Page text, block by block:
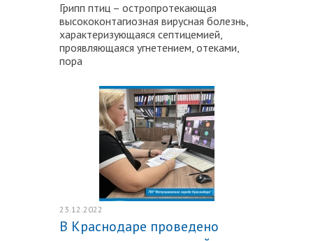
Грипп птиц – остропротекающая
высококонтагиозная вирусная болезнь,
характеризующаяся септицемией,
проявляющаяся угнетением, отеками,
пора
23.12.2022
В Краснодаре проведено